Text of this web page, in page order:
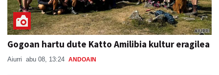
Gogoan hartu dute Katto Amilibia kultur eragilea
Aiurri abu 08, 13:24 ANDOAIN